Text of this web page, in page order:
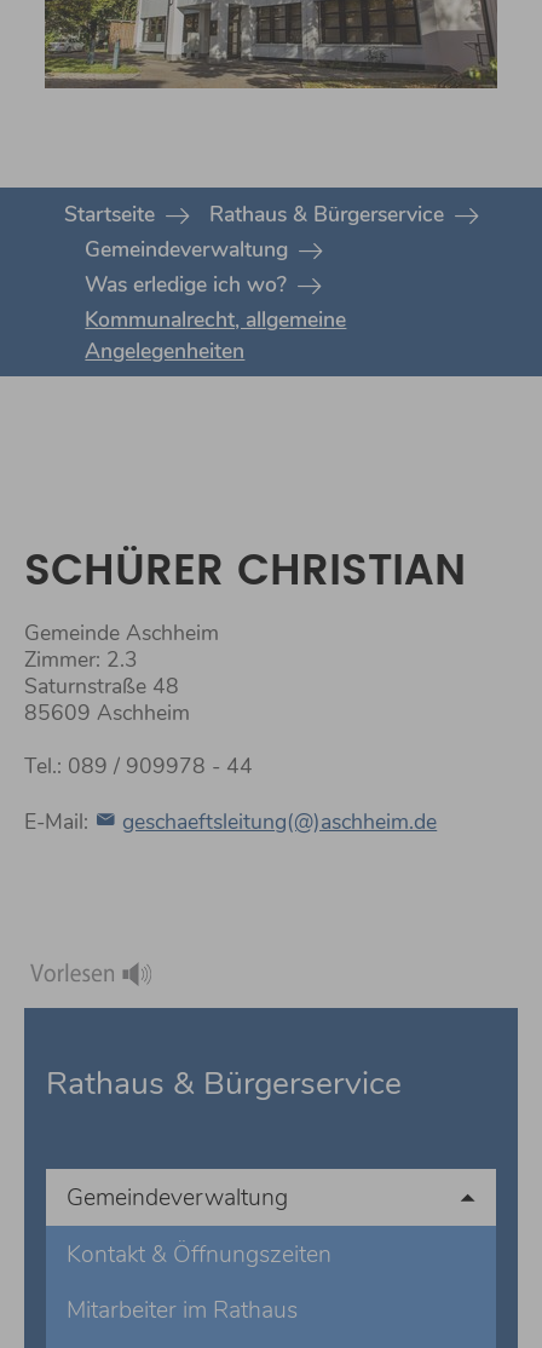
You are here:Startseite
Rathaus & Bürgerservice
Gemeindeverwaltung
Was erledige ich wo?
Kommunalrecht, allgemeine
Angelegenheiten
SCHÜRER CHRISTIAN
Gemeinde Aschheim
Zimmer: 2.3
Saturnstraße 48
85609 Aschheim
Tel.: 089 / 909978 - 44
E-Mail:
geschaeftsleitung(@)aschheim.de
Rathaus & Bürgerservice
Gemeindeverwaltung
Kontakt & Öffnungszeiten
Mitarbeiter im Rathaus